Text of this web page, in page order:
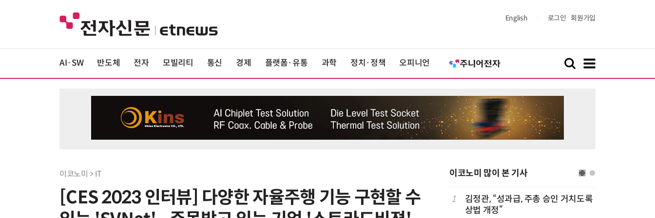
English 로그인 회원가입
AI·SW 반도체 전자 모빌리티 통신 경제 플랫폼·유통 과학 정치·정책 오피니언
이코노미 > IT
[CES 2023 인터뷰] 다양한 자율주행 기능 구현할 수
이코노미 많이 본 기사
6
산업부, 한화오션·에코프로비엠 등
5개사 '슈퍼 을(乙)' 선정
1
김정관, “성과급, 주총 승인 거치도록
상법 개정”